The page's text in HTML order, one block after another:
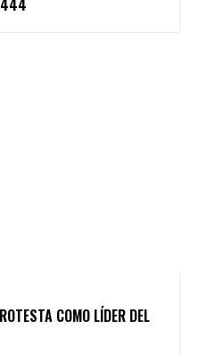
444
COMO LÍDER DEL